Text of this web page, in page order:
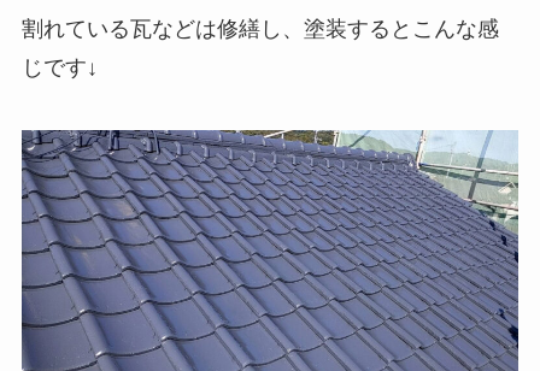
割れている瓦などは修繕し、塗装するとこんな感
じです↓